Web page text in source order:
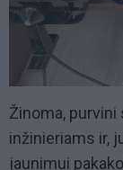
Žinoma,
inžinieriams ir,
jaunimui